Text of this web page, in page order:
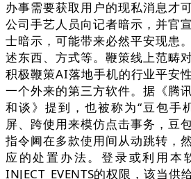
办事需要获取用户的现私消息才
公司手艺人员向记者暗示，并官
士暗示，可能带来必然平安现患
述东西、方式等。鞭策线上范畴
积极鞭策AI落地手机的行业平安
一个外来的第三方软件。据《腾
和谈》提到，也被称为“豆包手
屏、跨使用来模仿点击事务，豆
指令阃在多款使用间从动跳转，
应的处置办法。登录或利用本
INJECT_EVENTS的权限，该当供